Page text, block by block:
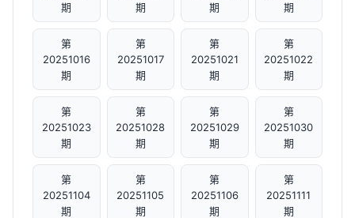
期
期
期
期
第
20251016
期
第
20251017
期
第
20251021
期
第
20251022
期
第
20251023
期
第
20251028
期
第
20251029
期
第
20251030
期
第
20251104
期
第
20251105
期
第
20251106
期
第
20251111
期